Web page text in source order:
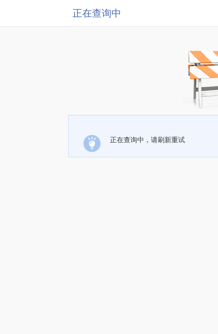
正在查询中
正在查询中，请刷新重试